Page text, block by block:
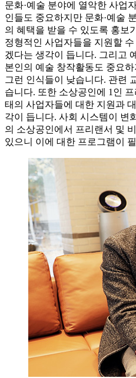
문화·예술 분야에 열악한 사업
인들도 중요하지만 문화·예술
의 혜택을 받을 수 있도록 홍보
정형적인 사업자들을 지원할
겠다는 생각이 듭니다. 그리고
본인의 예술 창작활동도 중요
그런 인식들이 낮습니다. 관련
습니다. 또한 소상공인에 1인
태의 사업자들에 대한 지원과
각이 듭니다. 사회 시스템이 변
의 소상공인에서 프리랜서 및
있으니 이에 대한 프로그램이